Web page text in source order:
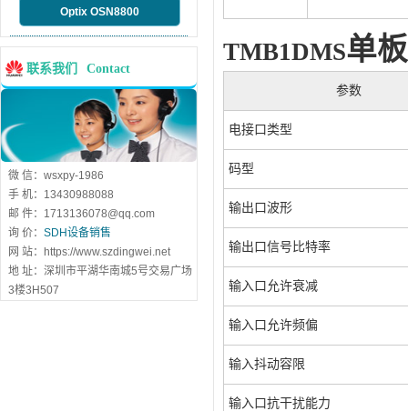
Optix OSN8800
联系我们 Contact
微 信：wsxpy-1986
手 机：13430988088
邮 件：1713136078@qq.com
询 价： SDH设备销售
网 站：https://www.szdingwei.net
地 址：深圳市平湖华南城5号交易广场
3楼3H507
TMB1DMS单
参数
电接口类型
码型
输出口波形
输出口信号比特率
输入口允许衰减
输入口允许频偏
输入抖动容限
输入口抗干扰能力